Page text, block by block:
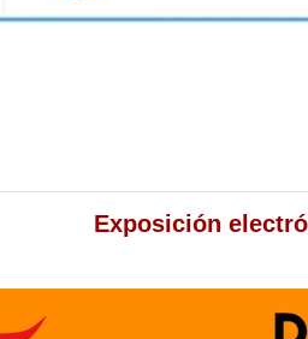
Exposición